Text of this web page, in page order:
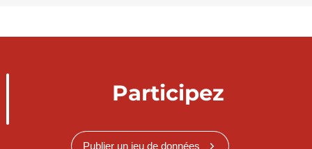
Participez
Publier un jeu de données